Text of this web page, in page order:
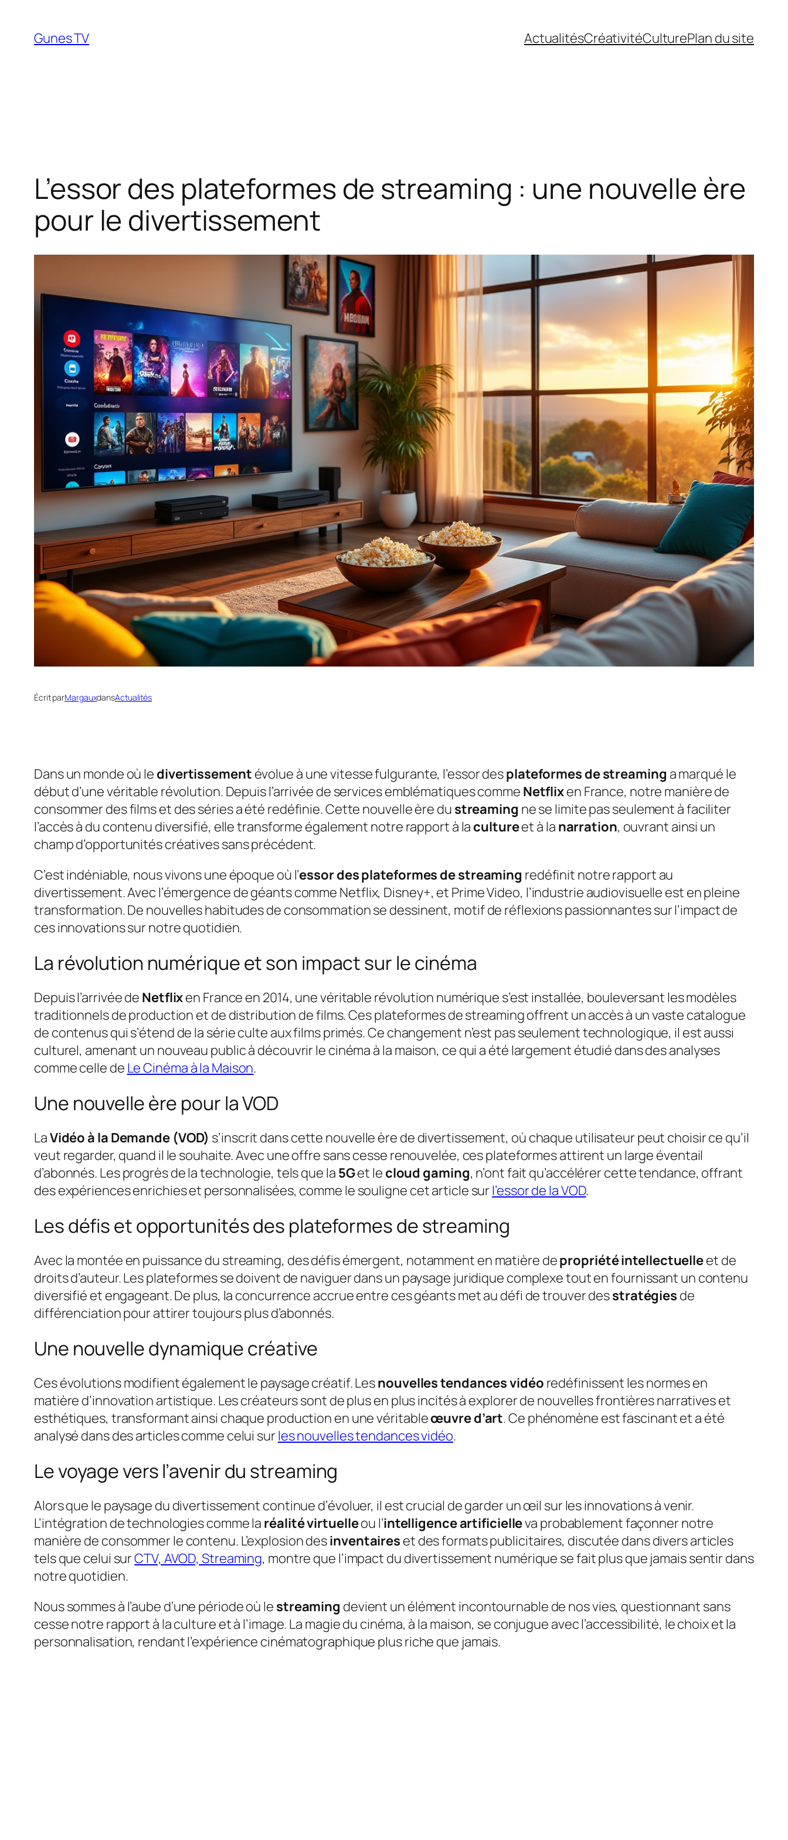
contenu
Gunes TV ActualitésCréativitéCulturePlan du site
L’essor des plateformes de streaming : une nouvelle ère
pour le divertissement
Écrit parMargauxdansActualités
Dans un monde où le divertissement évolue à une vitesse fulgurante, l’essor desplateformes de streaming a marqué le
début d’une véritable révolution. Depuis l’arrivée de services emblématiques comme Netflixen France, notre manière de
consommer des films et des séries a été redéfinie. Cette nouvelle ère du streaming ne se limite pas seulement à faciliter
l’accès à du contenu diversifié, elle transforme également notre rapport à la cultureet à la narration, ouvrant ainsi un
champ d’opportunités créatives sans précédent.
C’est indéniable, nous vivons une époque où l’essor des plateformes de streaming redéfinit notre rapport au
divertissement. Avec l’émergence de géants comme Netflix, Disney+, et Prime Video, l’industrie audiovisuelle est en pleine
transformation. De nouvelles habitudes de consommation se dessinent, motif de réflexions passionnantes sur l’impact de
ces innovations sur notre quotidien.
La révolution numérique et son impact sur le cinéma
Depuis l’arrivée de Netflixen France en 2014, une véritable révolution numérique s’est installée, bouleversant les modèles
traditionnels de production et de distribution de films. Ces plateformes de streaming offrent un accès à un vaste catalogue
de contenus qui s’étend de la série culte aux films primés. Ce changement n’est pas seulement technologique, il est aussi
culturel, amenant un nouveau public à découvrir le cinéma à la maison, ce qui a été largement étudié dans des analyses
comme celle de Le Cinéma à la Maison.
Une nouvelle ère pour la VOD
LaVidéo à la Demande (VOD) s’inscrit dans cette nouvelle ère de divertissement, où chaque utilisateur peut choisir ce qu’il
veut regarder, quand il le souhaite. Avec une offre sans cesse renouvelée, ces plateformes attirent un large éventail
d’abonnés. Les progrès de la technologie, tels que la 5Get le cloud gaming, n’ont fait qu’accélérer cette tendance, offrant
des expériences enrichies et personnalisées, comme le souligne cet article sur l’essor de la VOD.
Les défis et opportunités des plateformes de streaming
Avec la montée en puissance du streaming, des défis émergent, notamment en matière depropriété intellectuelleet de
droits d’auteur. Les plateformes se doivent de naviguer dans un paysage juridique complexe tout en fournissant un contenu
diversifié et engageant. De plus, la concurrence accrue entre ces géants met au défi de trouver desstratégies de
différenciation pour attirer toujours plus d’abonnés.
Une nouvelle dynamique créative
Ces évolutions modifient également le paysage créatif. Lesnouvelles tendances vidéo redéfinissent les normes en
matière d’innovation artistique. Les créateurs sont de plus en plus incités à explorer de nouvelles frontières narratives et
esthétiques, transformant ainsi chaque production en une véritableœuvre d’art. Ce phénomène est fascinant et a été
analysé dans des articles comme celui sur les nouvelles tendances vidéo.
Le voyage vers l’avenir du streaming
Alors que le paysage du divertissement continue d’évoluer, il est crucial de garder un œil sur les innovations à venir.
L’intégration de technologies comme la réalité virtuelleou l’intelligence artificielleva probablement façonner notre
manière de consommer le contenu. L’explosion desinventaires et des formats publicitaires, discutée dans divers articles
tels que celui surCTV, AVOD, Streaming, montre que l’impact du divertissement numérique se fait plus que jamais sentir dans
notre quotidien.
Nous sommes à l’aube d’une période où le streaming devient un élément incontournable de nos vies, questionnant sans
cesse notre rapport à la culture et à l’image. La magie du cinéma, à la maison, se conjugue avec l’accessibilité, le choix et la
personnalisation, rendant l’expérience cinématographique plus riche que jamais.